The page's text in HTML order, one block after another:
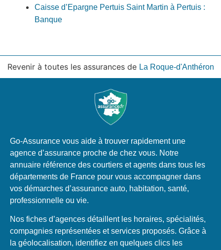
Caisse d’Epargne Pertuis Saint Martin à Pertuis :
Banque
Revenir à toutes les assurances de La Roque-d'Anthéron
Go-Assurance vous aide à trouver rapidement une
agence d’assurance proche de chez vous. Notre
annuaire référence des courtiers et agents dans tous les
départements de France pour vous accompagner dans
vos démarches d’assurance auto, habitation, santé,
professionnelle ou vie.
Nos fiches d’agences détaillent les horaires, spécialités,
compagnies représentées et services proposés. Grâce à
la géolocalisation, identifiez en quelques clics les